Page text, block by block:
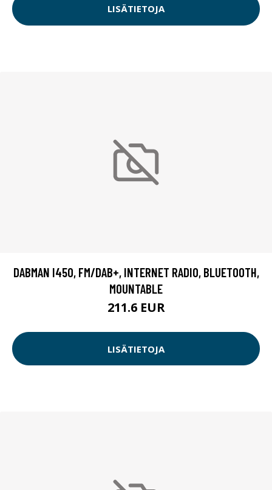
LISÄTIETOJA
DABMAN I450, FM/DAB+, INTERNET RADIO, BLUETOOTH,
MOUNTABLE
211.6 EUR
LISÄTIETOJA